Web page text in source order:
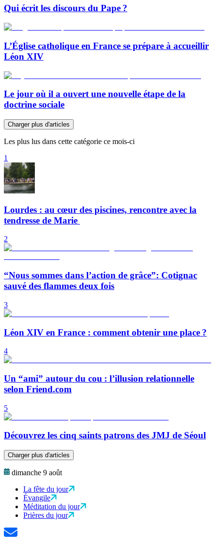
Qui écrit les discours du Pape ?
L’Église catholique en France se prépare à accueillir
Léon XIV
Le jour où il a ouvert une nouvelle étape de la
doctrine sociale
Charger plus d'articles
Les plus lus dans cette catégorie ce mois-ci
1
Lourdes : au cœur des piscines, rencontre avec la
tendresse de Marie
2
“Nous sommes dans l’action de grâce”: Cotignac
sauvé des flammes deux fois
3
Léon XIV en France : comment obtenir une place ?
4
Un “ami” autour du cou : l’illusion relationnelle
selon Friend.com
5
Découvrez les cinq saints patrons des JMJ de Séoul
Charger plus d'articles
dimanche 9 août
La fête du jour
Évangile
Méditation du jour
Prières du jour